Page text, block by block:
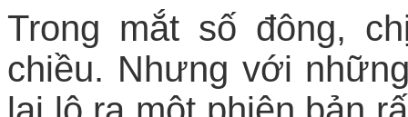
Trong mắt số đông,
chiều. Nhưng với